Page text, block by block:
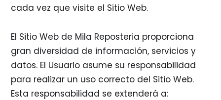
cada vez que visite el Sitio Web.
El Sitio Web de Mila Reposteria proporciona
gran diversidad de información, servicios y
datos. El Usuario asume su responsabilidad
para realizar un uso correcto del Sitio Web.
Esta responsabilidad se extenderá a: